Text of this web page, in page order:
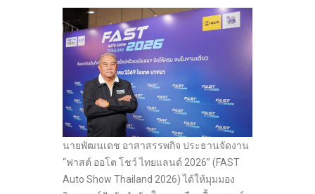
นายพัฒนเดช อาสาสรรพกิจ ประธานจัดงาน
“ฟาสต์ ออโต โชว์ ไทยแลนด์ 2026” (FAST
Auto Show Thailand 2026) ได้ให้มุมมอง